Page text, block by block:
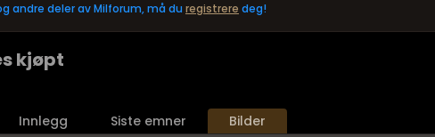
andre deler av Milforum, må du registrere deg!
kjøpt
Innlegg Siste emner
Bilder